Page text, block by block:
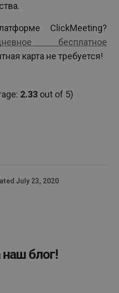
ClickMeeting?
бесплатное
карта не требуется!
2.33 out of 5)
July 23, 2020
блог!